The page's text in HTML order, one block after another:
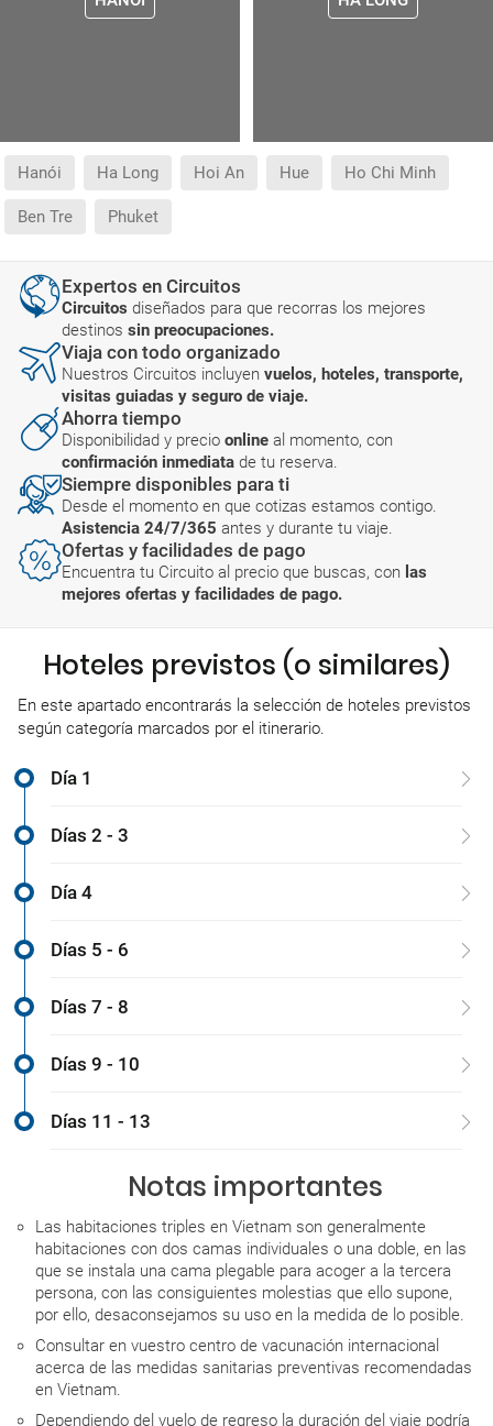
Hanói Ha Long Hoi An Hue Ho Chi Minh
Ben Tre Phuket
Expertos en Circuitos
Circuitos diseñados para que recorras los mejores
destinos sin preocupaciones.
Viaja con todo organizado
Nuestros Circuitos incluyen vuelos, hoteles, transporte,
visitas guiadas y seguro de viaje.
Ahorra tiempo
Disponibilidad y precio online al momento, con
confirmación inmediata de tu reserva.
Siempre disponibles para ti
Desde el momento en que cotizas estamos contigo.
Asistencia 24/7/365 antes y durante tu viaje.
Ofertas y facilidades de pago
Encuentra tu Circuito al precio que buscas, con las
mejores ofertas y facilidades de pago.
Hoteles previstos (o similares)
En este apartado encontrarás la selección de hoteles previstos
según categoría marcados por el itinerario.
Día 1
Días 2 - 3
Día 4
Días 5 - 6
Días 7 - 8
Días 9 - 10
Días 11 - 13
Notas importantes
Las habitaciones triples en Vietnam son generalmente
habitaciones con dos camas individuales o una doble, en las
que se instala una cama plegable para acoger a la tercera
persona, con las consiguientes molestias que ello supone,
por ello, desaconsejamos su uso en la medida de lo posible.
Consultar en vuestro centro de vacunación internacional
acerca de las medidas sanitarias preventivas recomendadas
en Vietnam.
Dependiendo del vuelo de regreso la duración del viaje podría